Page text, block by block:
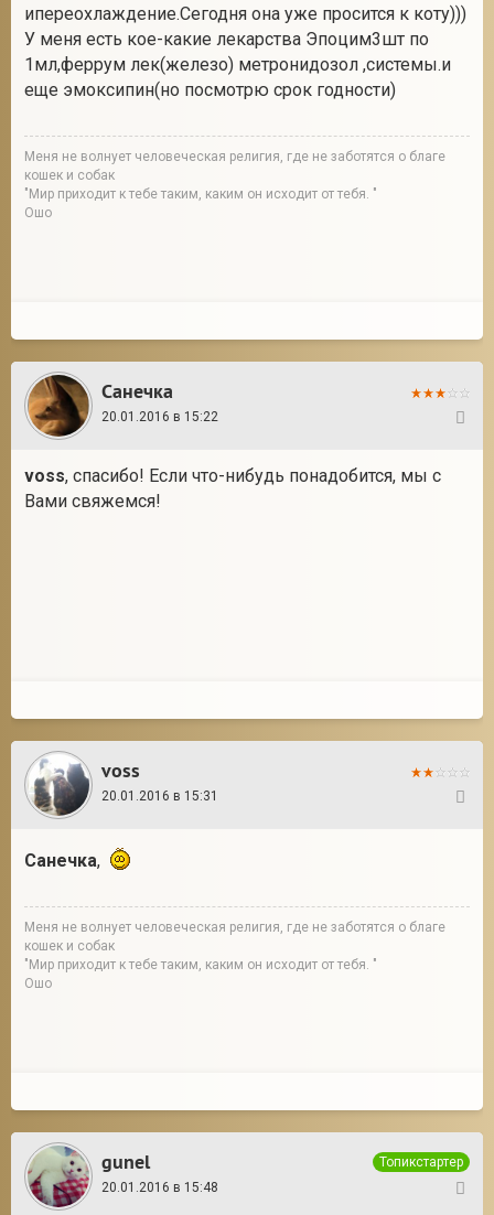
ипереохлаждение.Сегодня она уже просится к коту)))
У меня есть кое-какие лекарства Эпоцим3шт по
1мл,феррум лек(железо) метронидозол ,системы.и
еще эмоксипин(но посмотрю срок годности)
Меня не волнует человеческая религия, где не заботятся о благе
кошек и собак
"Мир приходит к тебе таким, каким он исходит от тебя. "
Ошо
Санечка
20.01.2016 в 15:22
voss, спасибо! Если что-нибудь понадобится, мы с
Вами свяжемся!
voss
20.01.2016 в 15:31
Санечка,
Меня не волнует человеческая религия, где не заботятся о благе
кошек и собак
"Мир приходит к тебе таким, каким он исходит от тебя. "
Ошо
gunel
Топикстартер
20.01.2016 в 15:48